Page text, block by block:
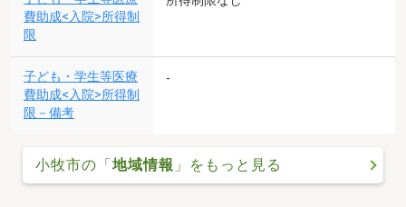
費助成<入院>所得制
限
子ども・学生等医療
費助成<入院>所得制
限－備考
-
小牧市の「地域情報 」をもっと見る